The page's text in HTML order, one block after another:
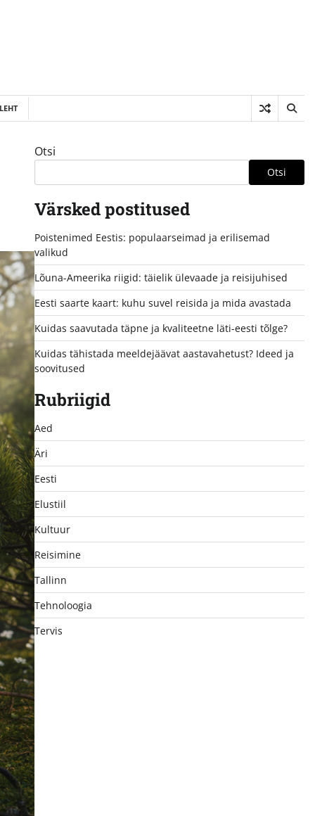
Otsi
Otsi
Värsked postitused
Poistenimed Eestis: populaarseimad ja erilisemad
valikud
Lõuna-Ameerika riigid: täielik ülevaade ja reisijuhised
Eesti saarte kaart: kuhu suvel reisida ja mida avastada
Kuidas saavutada täpne ja kvaliteetne läti-eesti tõlge?
Kuidas tähistada meeldejäävat aastavahetust? Ideed ja
soovitused
Rubriigid
Aed
Äri
Eesti
Elustiil
Kultuur
Reisimine
Tallinn
Tehnoloogia
Tervis